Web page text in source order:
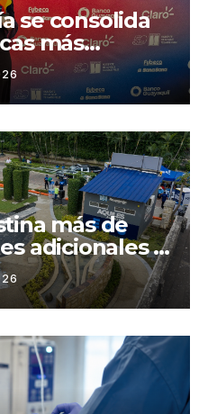
se consolida
más
Ecuador
más de
adicionales a
fortalecer la